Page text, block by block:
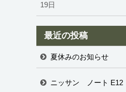
19日
最近の投稿
夏休みのお知らせ
ニッサン ノート E12